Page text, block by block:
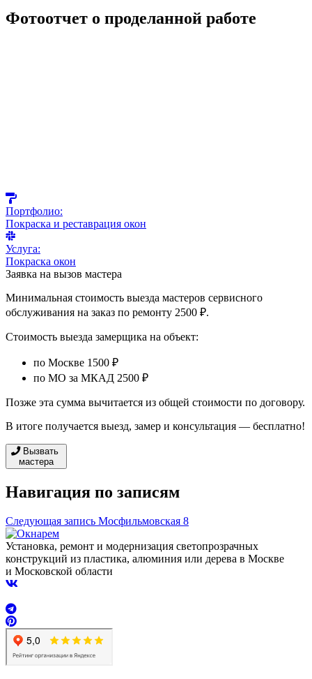
Фотоотчет о проделанной работе
Портфолио:
Покраска и реставрация окон
Услуга:
Покраска окон
Заявка на вызов мастера
Минимальная стоимость выезда мастеров сервисного
обслуживания на заказ по ремонту 2500 ₽.
Стоимость выезда замерщика на объект:
по Москве 1500 ₽
по МО за МКАД 2500 ₽
Позже эта сумма вычитается из общей стоимости по договору.
В итоге получается выезд, замер и консультация — бесплатно!
Вызвать
мастера
Навигация по записям
Следующая запись Мосфильмовская 8
Установка, ремонт и модернизация светопрозрачных
конструкций из пластика, алюминия или дерева в Москве
и Московской области